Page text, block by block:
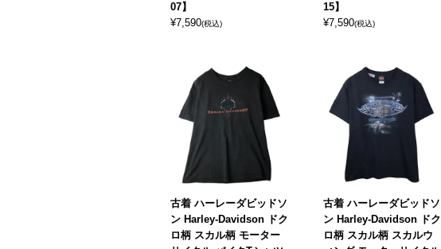
07】
¥7,590(税込)
15】
¥7,590(税込)
古着 ハーレーダビッドソ
ン Harley-Davidson ドク
ロ柄 スカル柄 モーター
古着 ハーレーダビッドソ
ン Harley-Davidson ドク
ロ柄 スカル柄 スカルウ